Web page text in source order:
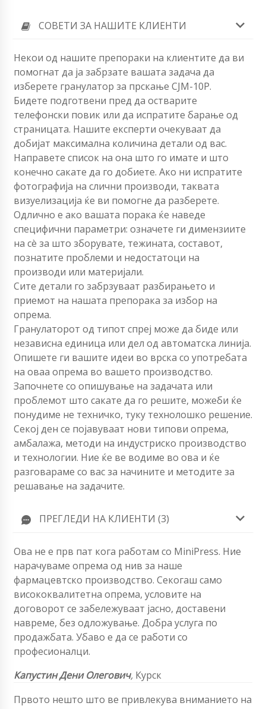
СОВЕТИ ЗА НАШИТЕ КЛИЕНТИ
Некои од нашите препораки на клиентите да ви
помогнат да ја забрзате вашата задача да
изберете гранулатор за прскање CJM-10P.
Бидете подготвени пред да остварите
телефонски повик или да испратите барање од
страницата. Нашите експерти очекуваат да
добијат максимална количина детали од вас.
Направете список на она што го имате и што
конечно сакате да го добиете. Ако ни испратите
фотографија на слични производи, таквата
визуелизација ќе ви помогне да разберете.
Одлично е ако вашата порака ќе наведе
специфични параметри: означете ги димензиите
на сè за што зборувате, тежината, составот,
познатите проблеми и недостатоци на
производи или материјали.
Сите детали го забрзуваат разбирањето и
приемот на нашата препорака за избор на
опрема.
Гранулаторот од типот спреј може да биде или
независна единица или дел од автоматска линија.
Опишете ги вашите идеи во врска со употребата
на оваа опрема во вашето производство.
Започнете со опишување на задачата или
проблемот што сакате да го решите, можеби ќе
понудиме не техничко, туку технолошко решение.
Секој ден се појавуваат нови типови опрема,
амбалажа, методи на индустриско производство
и технологии. Ние ќе ве водиме во ова и ќе
разговараме со вас за начините и методите за
решавање на задачите.
ПРЕГЛЕДИ НА КЛИЕНТИ (3)
Ова не е прв пат кога работам со MiniPress. Ние
нарачуваме опрема од нив за наше
фармацевтско производство. Секогаш само
висококвалитетна опрема, условите на
договорот се забележуваат јасно, доставени
навреме, без одложување. Добра услуга по
продажбата. Убаво е да се работи со
професионалци.
Капустин Дени Олегович, Курск
Првото нешто што ве привлекува вниманието на